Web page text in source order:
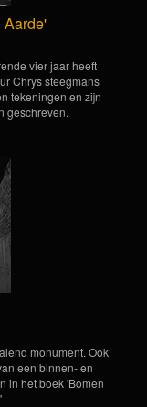
Aarde'
vier jaar heeft
Chrys steegmans
tekeningen en zijn
geschreven.
monument. Ook
een binnen- en
in het boek 'Bomen